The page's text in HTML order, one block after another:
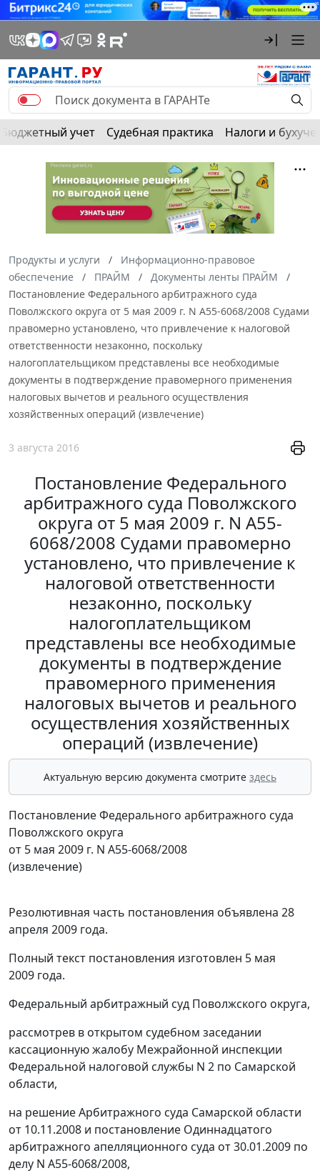
Бюджетный учет Судебная практика Налоги и
Продукты и услуги
Информационно-правовое
обеспечение
ПРАЙМ
Документы ленты ПРАЙМ
Постановление Федерального арбитражного суда
Поволжского округа от 5 мая 2009 г. N А55-6068/2008 Судами
правомерно установлено, что привлечение к налоговой
ответственности незаконно, поскольку
налогоплательщиком представлены все необходимые
документы в подтверждение правомерного применения
налоговых вычетов и реального осуществления
хозяйственных операций (извлечение)
3 августа 2016
Постановление Федерального
арбитражного суда Поволжского
округа от 5 мая 2009 г. N А55-
6068/2008 Судами правомерно
установлено, что привлечение к
налоговой ответственности
незаконно, поскольку
налогоплательщиком
представлены все необходимые
документы в подтверждение
правомерного применения
налоговых вычетов и реального
осуществления хозяйственных
операций (извлечение)
Актуальную версию документа смотрите здесь
Постановление Федерального арбитражного суда
Поволжского округа
от 5 мая 2009 г. N А55-6068/2008
(извлечение)
Резолютивная часть постановления объявлена 28
апреля 2009 года.
Полный текст постановления изготовлен 5 мая
2009 года.
Федеральный арбитражный суд Поволжского округа,
рассмотрев в открытом судебном заседании
кассационную жалобу Межрайонной инспекции
Федеральной налоговой службы N 2 по Самарской
области,
на решение Арбитражного суда Самарской области
от 10.11.2008 и постановление Одиннадцатого
арбитражного апелляционного суда от 30.01.2009 по
делу N А55-6068/2008,